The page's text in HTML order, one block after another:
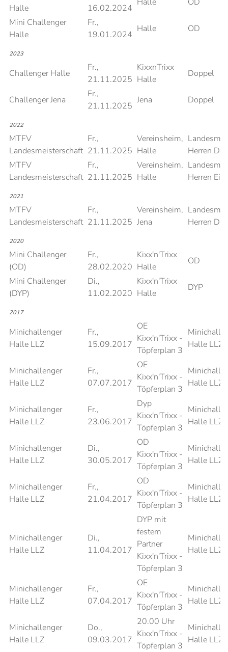
Halle
16.02.2024
Mini Challenger
Halle
Fr.,
19.01.2024
Halle OD
2023
Challenger Halle
Fr.,
21.11.2025
KixxnTrixx
Halle
Doppel
Challenger Jena
Fr.,
21.11.2025
Jena Doppel
2022
MTFV
Landesmeisterschaft
Fr.,
21.11.2025
Vereinsheim,
Halle
Herren
MTFV
Landesmeisterschaft
Fr.,
21.11.2025
Vereinsheim,
Halle
Herren
2021
MTFV
Landesmeisterschaft
Fr.,
21.11.2025
Vereinsheim,
Jena
Herren
2020
Mini Challenger
(OD)
Fr.,
28.02.2020
Kixx'n'Trixx
Halle
OD
Mini Challenger
(DYP)
Di.,
11.02.2020
Kixx'n'Trixx
Halle
DYP
2017
Minichallenger
Halle LLZ
Fr.,
15.09.2017
OE
Kixx'n'Trixx -
Töpferplan 3
Halle LLZ
Minichallenger
Halle LLZ
Fr.,
07.07.2017
OE
Kixx'n'Trixx -
Töpferplan 3
Halle LLZ
Minichallenger
Halle LLZ
Fr.,
23.06.2017
Dyp
Kixx'n'Trixx -
Töpferplan 3
Halle LLZ
Minichallenger
Halle LLZ
Di.,
30.05.2017
OD
Kixx'n'Trixx -
Töpferplan 3
Halle LLZ
Minichallenger
Halle LLZ
Fr.,
21.04.2017
OD
Kixx'n'Trixx -
Töpferplan 3
Halle LLZ
Minichallenger
Halle LLZ
Di.,
11.04.2017
DYP mit
festem
Partner
Kixx'n'Trixx -
Töpferplan 3
Halle LLZ
Minichallenger
Halle LLZ
Fr.,
07.04.2017
OE
Kixx'n'Trixx -
Töpferplan 3
Halle LLZ
Minichallenger
Halle LLZ
Do.,
09.03.2017
20.00 Uhr
Kixx'n'Trixx -
Töpferplan 3
Halle LLZ